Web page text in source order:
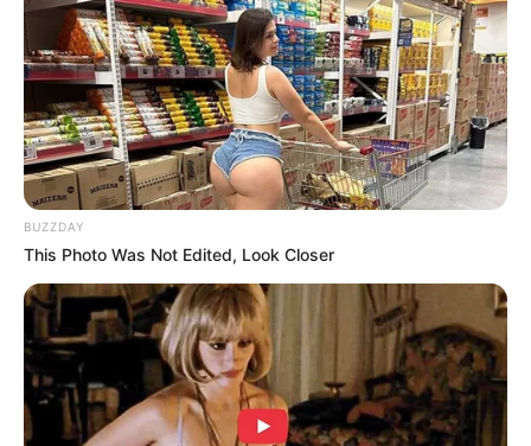
BUZZDAY
This Photo Was Not Edited, Look Closer